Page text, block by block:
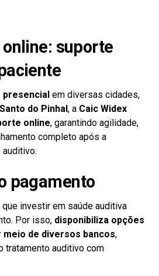
suporte
presencialem diversas cidades,
do Pinhal, a Caic Widex
online, garantindo agilidade,
completo após a
auditivo.
pagamento
investir em saúde auditiva
Por isso, disponibiliza opções
de diversos bancos,
tratamento auditivo com